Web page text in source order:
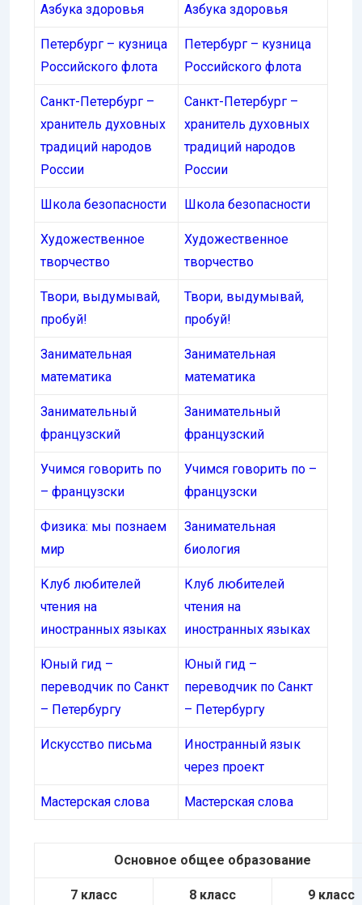
Азбука здоровья Азбука здоровья
Петербург – кузница
Российского флота
Петербург – кузница
Российского флота
Санкт-Петербург –
хранитель духовных
традиций народов
России
Санкт-Петербург –
хранитель духовных
традиций народов
России
Школа безопасности Школа безопасности
Художественное
творчество
Художественное
творчество
Твори, выдумывай,
пробуй!
Твори, выдумывай,
пробуй!
Занимательная
математика
Занимательная
математика
Занимательный
французский
Занимательный
французский
Учимся говорить по
– французски
Учимся говорить по –
французски
Физика: мы познаем
мир
Занимательная
биология
Клуб любителей
чтения на
иностранных языках
Клуб любителей
чтения на
иностранных языках
Юный гид –
переводчик по Санкт
– Петербургу
Юный гид –
переводчик по Санкт
– Петербургу
Искусство письма
Иностранный язык
через проект
Мастерская слова Мастерская слова
Основное общее образование
7 класс 8 класс 9 класс